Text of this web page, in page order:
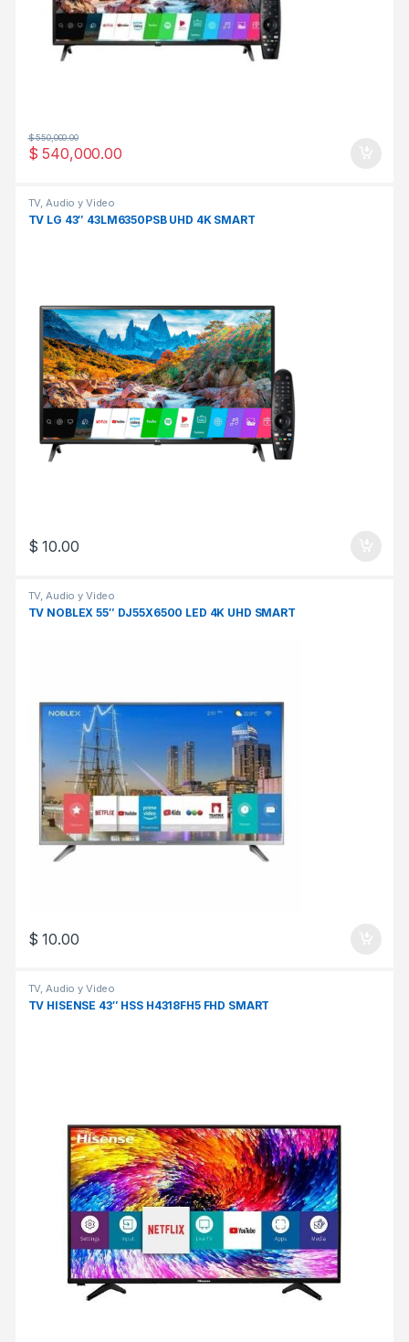
$ 540,000.00
$550,000.00
TV, Audio y Video
TV LG 43″ 43LM6350PSB UHD 4K SMART
$ 10.00
TV, Audio y Video
TV NOBLEX 55″ DJ55X6500 LED 4K UHD SMART
$ 10.00
TV, Audio y Video
TV HISENSE 43″ HSS H4318FH5 FHD SMART